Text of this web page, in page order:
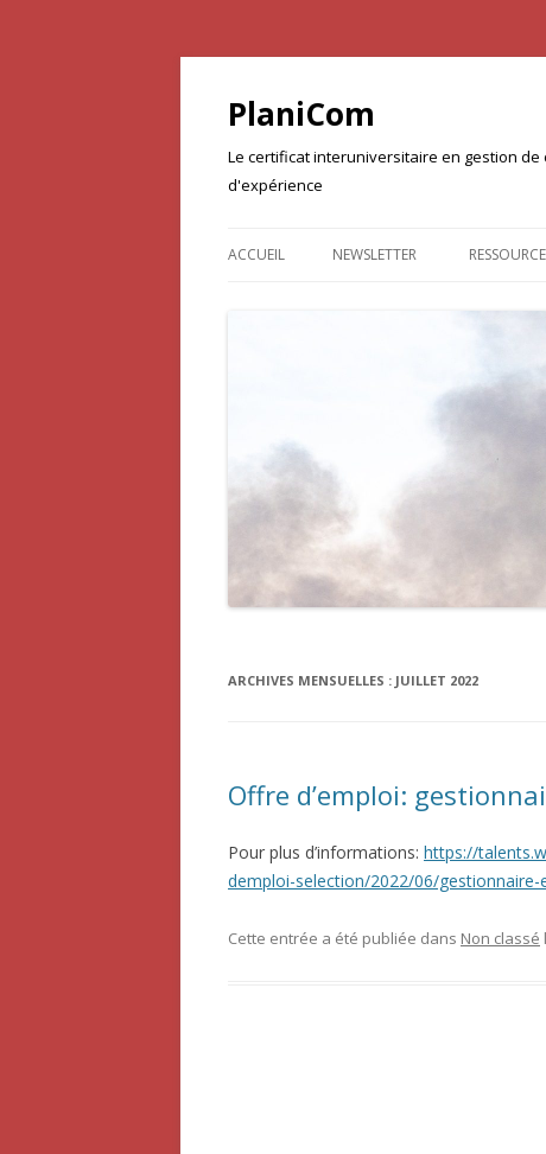
PlaniCom
Le certificat interuniversitaire en gestion
d'expérience
ACCUEIL NEWSLETTER
ARCHIVES MENSUELLES : JUILLET 2022
Offre d’emploi:
Pour plus d’informations: https://
demploi-selection/2022/06/
Cette entrée a été publiée dans Non classé